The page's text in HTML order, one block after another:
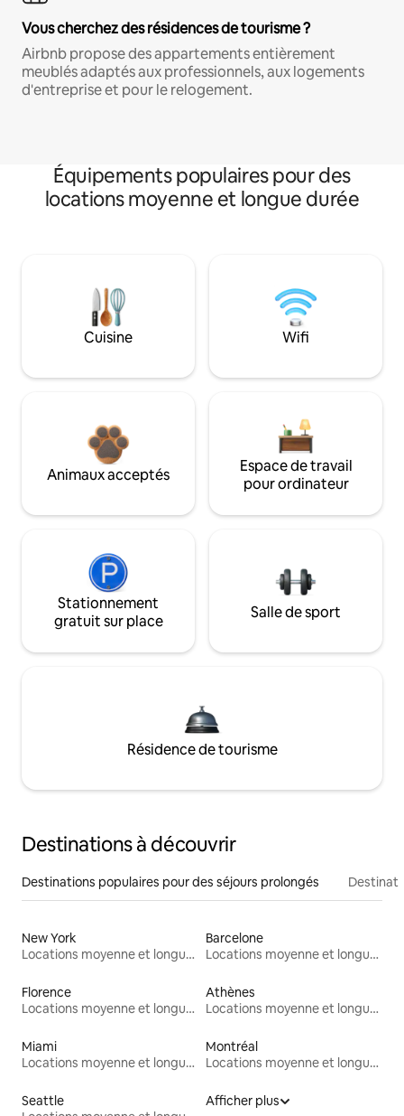
Vous cherchez des résidences de tourisme ?
Airbnb propose des appartements entièrement
meublés adaptés aux professionnels, aux logements
d'entreprise et pour le relogement.
Équipements populaires pour des
locations moyenne et longue durée
Cuisine Wifi
Animaux acceptés
Espace de travail
pour ordinateur
Stationnement
gratuit sur place
Salle de sport
Résidence de tourisme
Destinations à découvrir
Destinations populaires pour des séjours prolongés
New York
Locations moyenne et longue durée
Barcelone
Locations moyenne et longue durée
Florence
Locations moyenne et longue durée
Athènes
Locations moyenne et longue durée
Miami
Locations moyenne et longue durée
Montréal
Locations moyenne et longue durée
Seattle
Afficher plus